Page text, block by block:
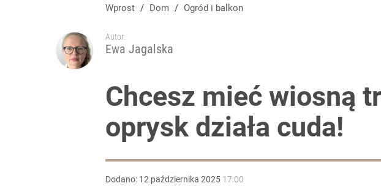
Wprost / Dom / Ogród i balkon
Autor:
Ewa Jagalska
Chcesz mieć wiosną
oprysk działa cuda!
Dodano: 12 października 2025 17:00